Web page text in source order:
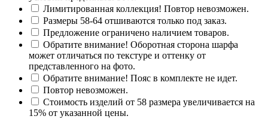
Лимитированная коллекция! Повтор невозможен.
Размеры 58-64 отшиваются только под заказ.
Предложение ограничено наличием товаров.
Обратите внимание! Оборотная сторона шарфа
может отличаться по текстуре и оттенку от
представленного на фото.
Обратите внимание! Пояс в комплекте не идет.
Повтор невозможен.
Стоимость изделий от 58 размера увеличивается на
15% от указанной цены.